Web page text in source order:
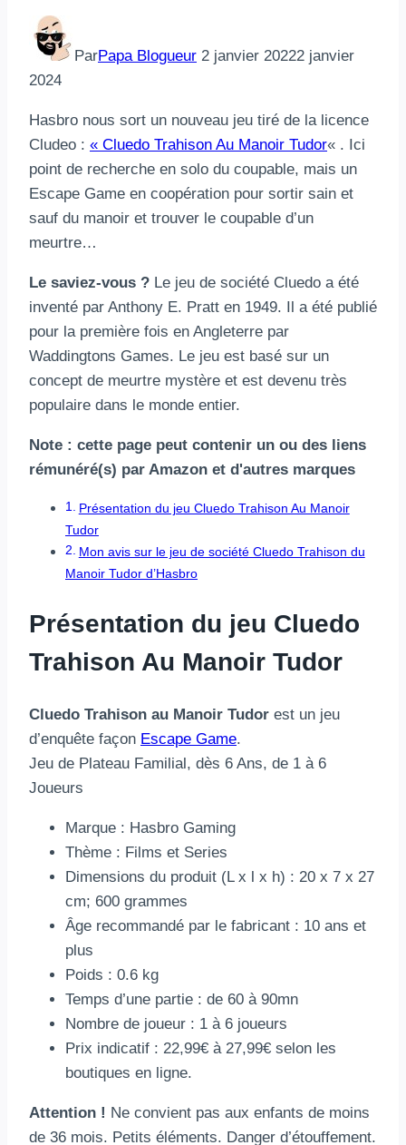
ParPapa Blogueur 2 janvier 20222 janvier
2024
Hasbro nous sort un nouveau jeu tiré de la licence
Cludeo : « Cluedo Trahison Au Manoir Tudor« . Ici
point de recherche en solo du coupable, mais un
Escape Game en coopération pour sortir sain et
sauf du manoir et trouver le coupable d’un
meurtre…
Le saviez-vous ? Le jeu de société Cluedo a été
inventé par Anthony E. Pratt en 1949. Il a été publié
pour la première fois en Angleterre par
Waddingtons Games. Le jeu est basé sur un
concept de meurtre mystère et est devenu très
populaire dans le monde entier.
Note : cette page peut contenir un ou des liens
rémunéré(s) par Amazon et d'autres marques
Présentation du jeu Cluedo Trahison Au Manoir
Tudor
Mon avis sur le jeu de société Cluedo Trahison du
Manoir Tudor d’Hasbro
Présentation du jeu Cluedo
Trahison Au Manoir Tudor
Cluedo Trahison au Manoir Tudor est un jeu
d’enquête façon Escape Game.
Jeu de Plateau Familial, dès 6 Ans, de 1 à 6
Joueurs
Marque : Hasbro Gaming
Thème : Films et Series
Dimensions du produit (L x l x h) : 20 x 7 x 27
cm; 600 grammes
Âge recommandé par le fabricant : 10 ans et
plus
Poids : 0.6 kg
Temps d’une partie : de 60 à 90mn
Nombre de joueur : 1 à 6 joueurs
Prix indicatif : 22,99€ à 27,99€ selon les
boutiques en ligne.
Attention ! Ne convient pas aux enfants de moins
de 36 mois. Petits éléments. Danger d’étouffement.